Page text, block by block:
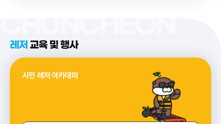
레저 교육 및 행사
시민 레저 아카데미